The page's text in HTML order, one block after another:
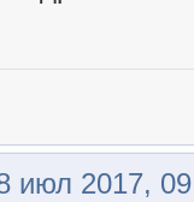
июл 2017,